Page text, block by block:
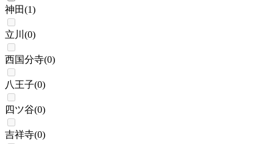
神田(1)
立川 (0)
西国分寺(0)
八王子(0)
四ツ谷(0)
吉祥寺(0)